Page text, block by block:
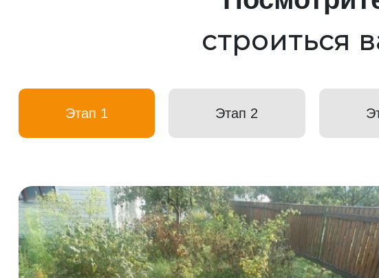
строиться
Этап 1 Этап 2